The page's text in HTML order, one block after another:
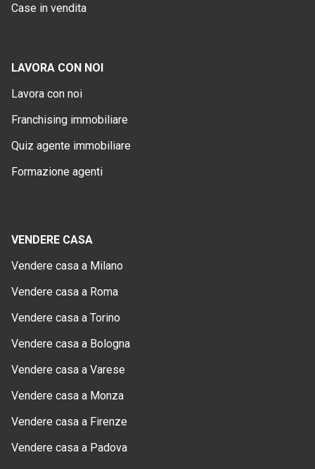
Case in vendita
LAVORA CON NOI
Lavora con noi
Franchising immobiliare
Quiz agente immobiliare
Formazione agenti
VENDERE CASA
Vendere casa a Milano
Vendere casa a Roma
Vendere casa a Torino
Vendere casa a Bologna
Vendere casa a Varese
Vendere casa a Monza
Vendere casa a Firenze
Vendere casa a Padova